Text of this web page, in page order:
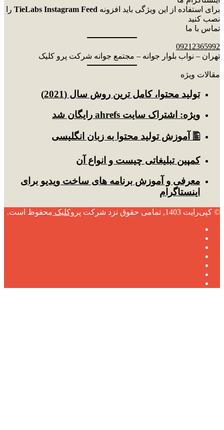
برای استفاده از این ویژگی باید افزونه TieLabs Instagram Feed را
نصب کنید
تماس با ما
09212365992
تهران – نواب بلوار جوانه – مجتمع جوانه شرکت پرو کلیک
مقالات ویژه
توليد محتوا، کامل ترین روش سال (2021)
ویژه: اشتراک سایت ahrefs رایگان شد
🖺 آموزش تولید محتوا به زبان انگلیسی
کمپین تبلیغاتی چیست و انواع آن
معرفی و آموزش برنامه های ساخت ویدیو برای
اینستاگرام
© کپی‌رایت 1403, تمامی حقوق نزد شرکت پروکلیک محفوظ است.